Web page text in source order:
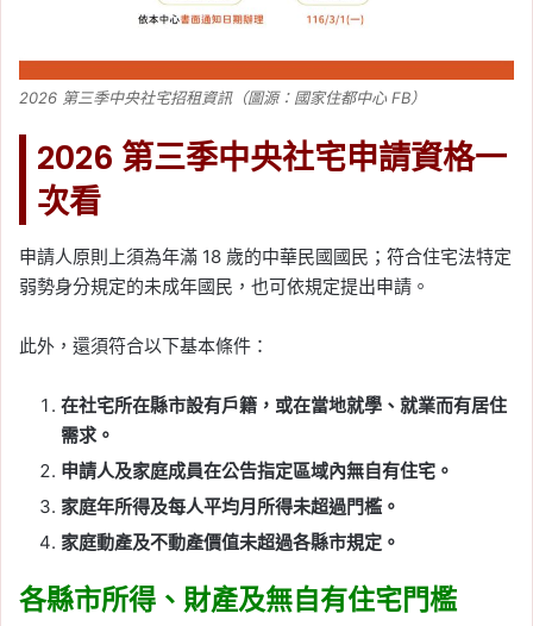
2026 第三季中央社宅招租資訊（圖源：國家住都中心 FB）
2026 第三季中央社宅申請資格一
次看
申請人原則上須為年滿 18 歲的中華民國國民；符合住宅法特定
弱勢身分規定的未成年國民，也可依規定提出申請。
此外，還須符合以下基本條件：
在社宅所在縣市設有戶籍，或在當地就學、就業而有居住
需求。
申請人及家庭成員在公告指定區域內無自有住宅。
家庭年所得及每人平均月所得未超過門檻。
家庭動產及不動產價值未超過各縣市規定。
各縣市所得、財產及無自有住宅門檻